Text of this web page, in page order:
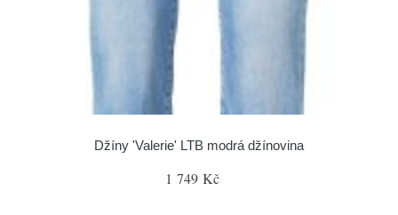
Džíny 'Valerie' LTB modrá džínovina
1 749 Kč